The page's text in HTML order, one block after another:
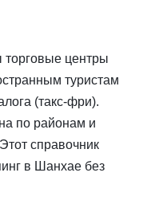
торговые центры
туристам
(такc-фри).
по районам и
справочник
в Шанхае без